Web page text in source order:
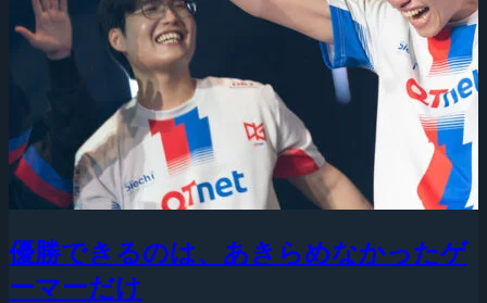
優勝できるのは、あきらめなかったゲ
ーマーだけ